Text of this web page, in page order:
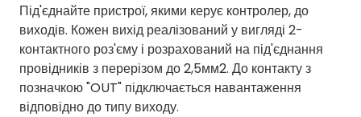
Під'єднайте пристрої, якими керує контролер, до
виходів. Кожен вихід реалізований у вигляді 2-
контактного роз'єму і розрахований на під'єднання
провідників з перерізом до 2,5мм2. До контакту з
позначкою "OUT" підключається навантаження
відповідно до типу виходу.